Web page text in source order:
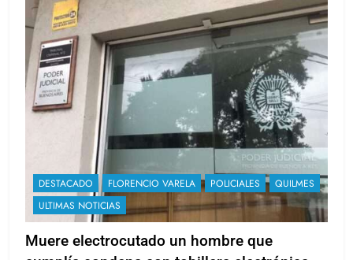
DESTACADO FLORENCIO VARELA POLICIALES
QUILMES
ULTIMAS NOTICIAS
Muere electrocutado un hombre que